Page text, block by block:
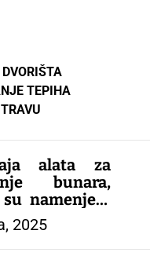
TEPIHA
alata za
bunara,
namenjeni
i masinsko
cevnih
manjih
2025